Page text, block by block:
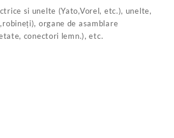
si unelte (Yato,Vorel, etc.), unelte,
organe de asamblare
conectori lemn.), etc.